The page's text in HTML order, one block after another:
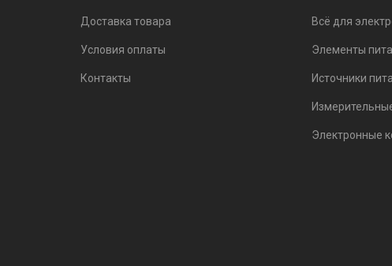
Доставка товара
Условия оплаты
Контакты
Всё для
Элементы
Источники
Электронные